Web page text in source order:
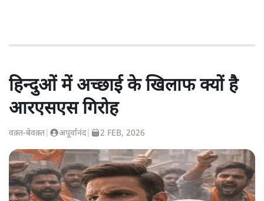
हिन्दुओं में अच्छाई के खिलाफ क्यों है
आरएसएस गिरोह
वक़्त-बेवक़्त अपूर्वानंद| 2 FEB, 2026